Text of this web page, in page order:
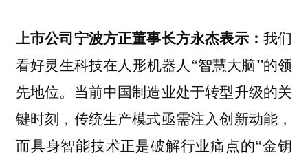
上市公司宁波方正董事长方永杰表示： 我们
看好灵生科技在人形机器人“智慧大脑”的领
先地位。当前中国制造业处于转型升级的关
键时刻，传统生产模式亟需注入创新动能，
而具身智能技术正是破解行业痛点的“金钥